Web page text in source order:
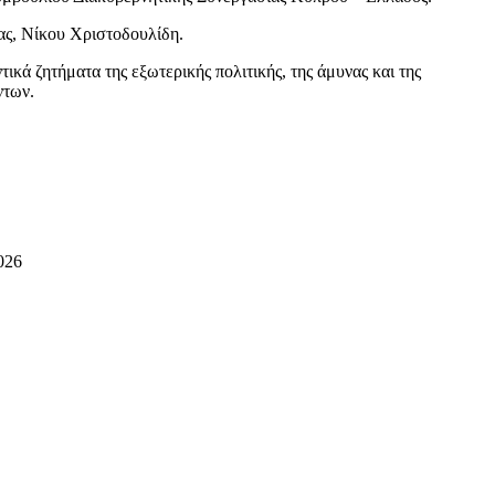
Νίκου Χριστοδουλίδη.
ζητήματα της εξωτερικής πολιτικής, της άμυνας και της